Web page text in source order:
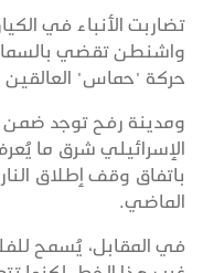
تضاربت الأنباء في
حركة "حماس"
ومدينة رفح توجد ضمن
الإسرائيلي شرق ما
الماضي.
في المقابل، يُسمح